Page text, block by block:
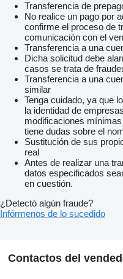
Transferencia de
No realice un pago por
confirme el proceso de
comunicación con el
Transferencia a una
Dicha solicitud debe
casos se trata de
Transferencia a una
similar
Tenga cuidado, ya que
la identidad de
modificaciones
tiene dudas sobre el
Sustitución de sus
real
Antes de realizar una
datos especificados
en cuestión.
¿Detectó algún fraude?
Infórmenos de lo sucedido
Contactos del